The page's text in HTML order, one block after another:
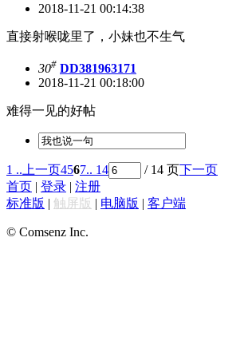
2018-11-21 00:14:38
直接射喉咙里了，小妹也不生气
30# DD381963171
2018-11-21 00:18:00
难得一见的好帖
1 ..上一页4567.. 14 / 14 页
下一页
首页
登录
注册
标准版
触屏版 电脑版 客户端
© Comsenz Inc.